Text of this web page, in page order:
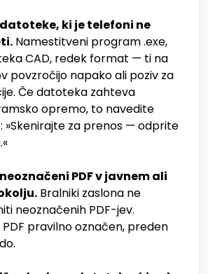
ki je telefoni ne
Namestitveni program .exe,
CAD, redek format — ti na
povzročijo napako ali poziv za
Če datoteka zahteva
opremo, to navedite
»Skenirajte za prenos — odprite
PDF v javnem ali
Bralniki zaslona ne
neoznačenih PDF-jev.
pravilno označen, preden